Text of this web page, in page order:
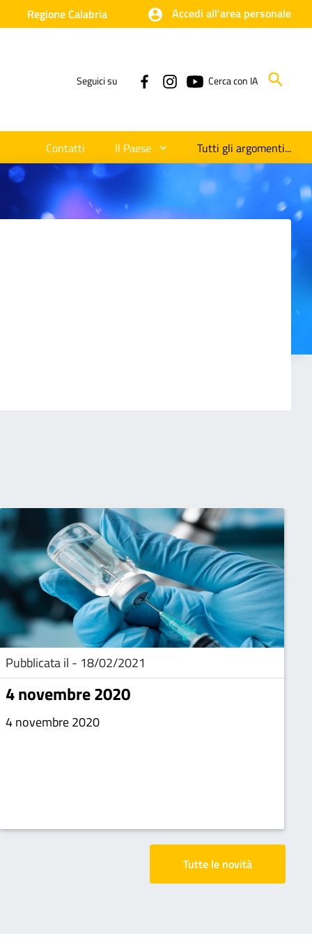
Regione Calabria Accedi all'area personale
Seguici su Cerca con IA
Contatti Il Paese Tutti gli argomenti...
Pubblicata il - 18/02/2021
4 novembre 2020
4 novembre 2020
Tutte le novità